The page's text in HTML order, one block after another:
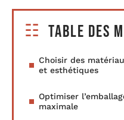
Table des
Choisir des
et esthétiques
Optimiser
maximale